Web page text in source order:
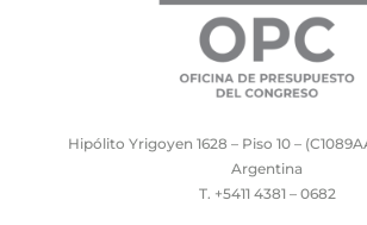
Hipólito Yrigoyen 1628 – Piso 10 –
Argentina
T. +5411 4381 – 0682